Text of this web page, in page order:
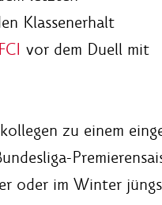
Klassenerhalt
vor dem Duell mit
zu einem
oder im Winter